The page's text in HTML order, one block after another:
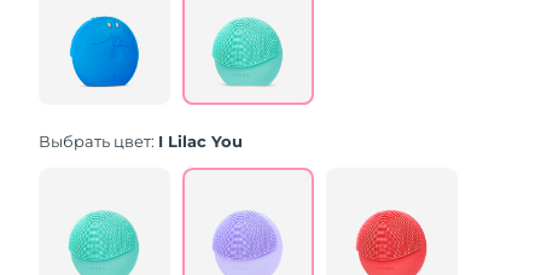
Same
page
link.
Выбрать цвет: I Lilac You